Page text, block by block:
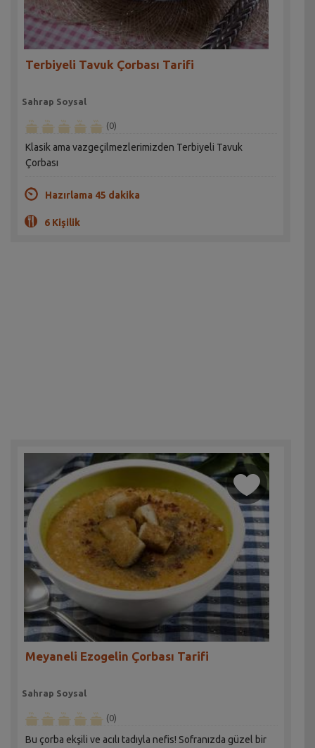
Terbiyeli Tavuk Çorbası Tarifi
Sahrap Soysal
(0)
Klasik ama vazgeçilmezlerimizden Terbiyeli Tavuk
Çorbası
Hazırlama 45 dakika
6 Kişilik
Meyaneli Ezogelin Çorbası Tarifi
Sahrap Soysal
(0)
Bu çorba ekşili ve acılı tadıyla nefis! Sofranızda güzel bir